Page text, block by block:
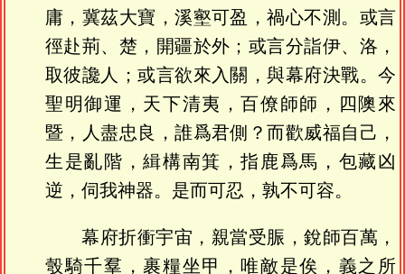
庸，冀茲大寶，溪壑可盈，禍心不測。或言
徑赴荊、楚，開疆於外；或言分詣伊、洛，
取彼讒人；或言欲來入關，與幕府決戰。今
聖明御運，天下清夷，百僚師師，四隩來
暨，人盡忠良，誰爲君側？而歡威福自己，
生是亂階，緝構南箕，指鹿爲馬，包藏凶
逆，伺我神器。是而可忍，孰不可容。
幕府折衝宇宙，親當受脤，銳師百萬，
彀騎千羣，裹糧坐甲，唯敵是俟，義之所